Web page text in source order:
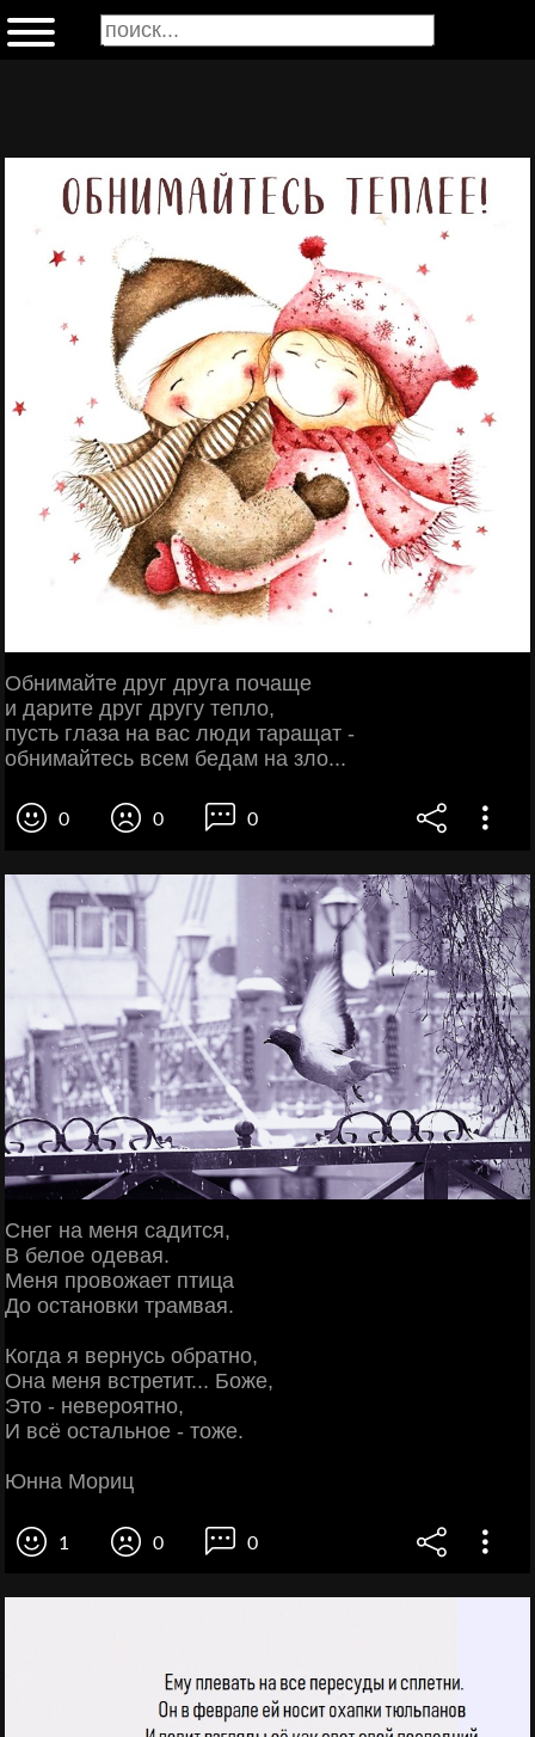
Обнимайте друг друга почаще
и дарите друг другу тепло,
пусть глаза на вас люди таращат -
обнимайтесь всем бедам на зло...
0 0 0
Снег на меня садится,
В белое одевая.
Меня провожает птица
До остановки трамвая.
Когда я вернусь обратно,
Она меня встретит... Боже,
Это - невероятно,
И всё остальное - тоже.
Юнна Мориц
1 0 0